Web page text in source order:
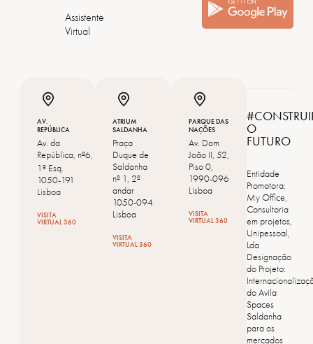
Assistente
Virtual
AV.
REPÚBLICA
Av. da
República, nº6,
1º Esq.
1050-191
Lisboa
VISITA
VIRTUAL 360
ATRIUM
SALDANHA
Praça
Duque de
Saldanha
nº 1, 2º
andar
1050-094
Lisboa
VISITA
VIRTUAL 360
PARQUE DAS
NAÇÕES
Av. Dom
João II, 52,
Piso 0,
1990-096
Lisboa
VISITA
VIRTUAL 360
O
FUTURO
Entidade
Promotora:
My Office,
Consultoria
em projetos,
Unipessoal,
Lda
Designação
do Projeto:
do Avila
Spaces
Saldanha
para os
mercados